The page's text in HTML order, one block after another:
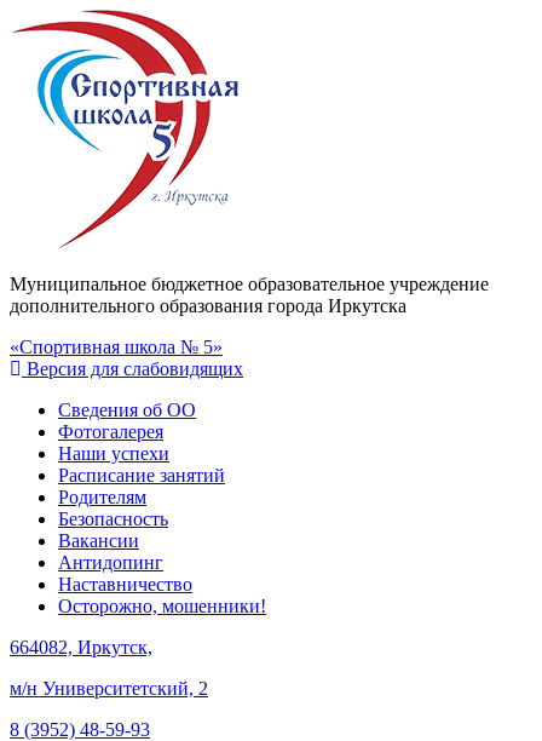
Муниципальное бюджетное образовательное учреждение
дополнительного образования города Иркутска
«Спортивная школа № 5»
Версия для слабовидящих
Сведения об ОО
Фотогалерея
Наши успехи
Расписание занятий
Родителям
Безопасность
Вакансии
Антидопинг
Наставничество
Осторожно, мошенники!
664082, Иркутск,
м/н Университетский, 2
8 (3952) 48-59-93